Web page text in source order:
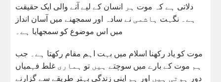
دلاتی ہے کہ موت ہر انسان کے لیے آنے والی ایک حقیقت
ہے۔ نگہت ہاشمی نے سادہ اور سمجھنے میں آسان انداز
میں اس موضوع کو سمجھایا ہے۔
موت کو یاد رکھنا اسلام میں بہت اہم مقام رکھتا ہے۔ جب
ہم موت کے بارے میں سوچتے ہیں تو ہماری غلط فہمیاں
دور ہوتی ہیں اور ہم اپنی زندگی بہتر طریقے سے گزارنے